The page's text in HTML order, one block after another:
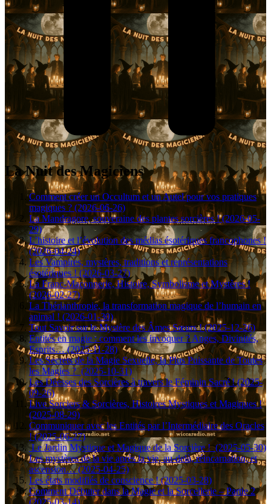
La Nuit des Magiciens
Comment créer un Occultum et un Autel pour vos pratiques
magiques ? (2026-06-26)
La Mandragore, souveraine des plantes sorcières ! (2026-05-
29)
L’histoire et l’évolution des médias ésotériques francophones !
(2026-04-24)
Les Vampires, mystères, traditions et représentations
ésotériques ! (2026-03-27)
La Franc-Maçonnerie, Histoire, Symbolisme et Mystères !
(2026-02-27)
La Thérianthropie, la transformation magique de l’humain en
animal ! (2026-01-30)
Tout Savoir sur le Mystère des Âmes Sœurs ! (2025-12-26)
Entités en magie : comment les invoquer ? Anges, Divinités,
Esprits… (2025-11-28)
Les Secrets de la Magie Sexuelle, la Plus Puissante de Toutes
les Magies ? (2025-10-31)
Les Déesses des Sorcières à travers le Féminin Sacré ! (2025-
09-26)
Live Sorciers & Sorcières, Histoires Mystiques et Magiques !
(2025-08-29)
Communiquer avec les Entités par l’Intermédiaire des Oracles
! (2025-06-27)
Le Jardin Mystique et Magique de la Sorcière ! (2025-05-30)
Les mystères de la vie après la vie, au-delà, réincarnation, et
ascension… (2025-04-25)
Les états modifiés de conscience ! (2025-03-28)
Comment Débuter dans la Magie et la Sorcellerie – Partie 2
(2025-03-14)